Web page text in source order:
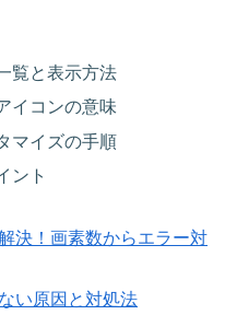
覧と表示方法
イコンの意味
マイズの手順
ント
決！画素数からエラー対
い原因と対処法